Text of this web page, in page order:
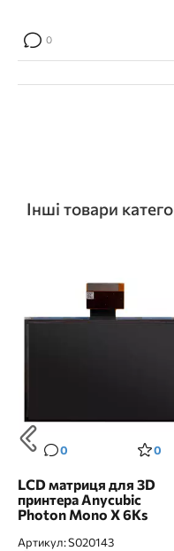
0
Інші товари
0 0
LCD матриця для 3D
принтера Anycubic
Photon Mono X 6Ks
Артикул:S020143